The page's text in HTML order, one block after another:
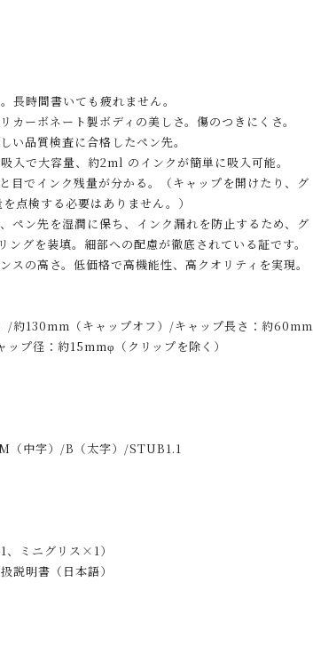
長時間書いても疲れません。
カーボネート製ボディの美しさ。傷のつきにくさ。
い品質検査に合格したペン先。
入で大容量、約2ml のインクが簡単に吸入可能。
目でインク残量が分かる。（キャップを開けたり、グ
点検する必要はありません。）
ペン先を湿潤に保ち、インク漏れを防止するため、グ
ングを装填。細部への配慮が徹底されている証です。
スの高さ。低価格で高機能性、高クオリティを実現。
/約130mm（キャップオフ）/キャップ長さ：約60mm
プ径：約15mmφ（クリップを除く）
（中字）/B（太字）/STUB1.1
、ミニグリス×1）
説明書（日本語）